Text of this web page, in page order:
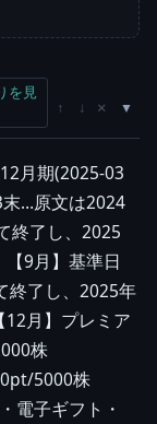
を見
↑ ↓ ×
月期(2025-03
…原文は2024
終了し、2025
9月】基準日
終了し、2025年
月】プレミア
株
5000株
電子ギフト・